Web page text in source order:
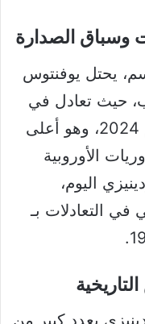
وسباق الصدارة
يحتل يوفنتوس
حيث تعادل في
16 مباراة من أصل 30 في عام 2024، وهو أعلى
الأوروبية
اليوم،
التعادلات بـ
بعدد كبير من